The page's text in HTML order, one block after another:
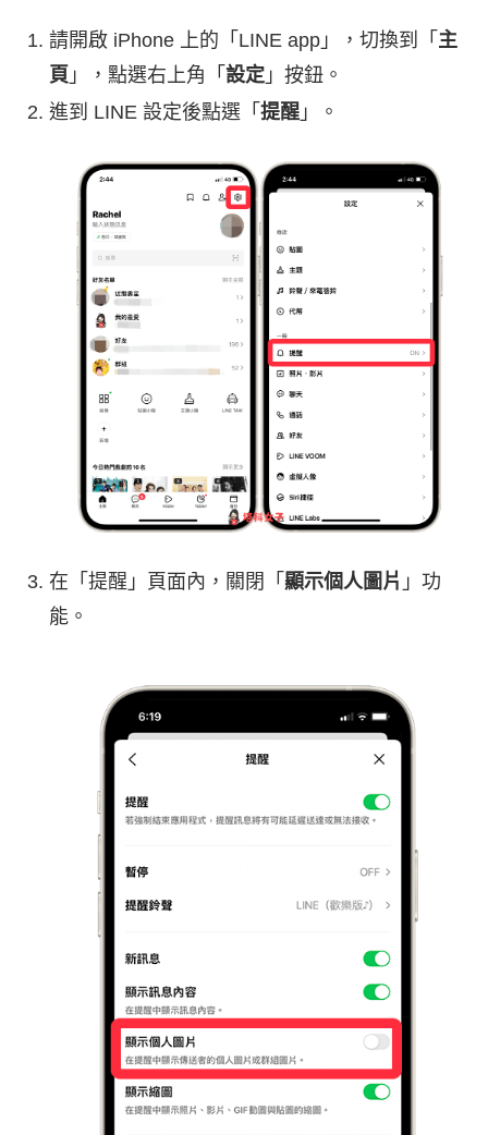
請開啟 iPhone 上的「LINE app」，切換到「 主
頁 」，點選右上角「 設定 」按鈕。
進到 LINE 設定後點選「 提醒 」。
在「提醒」頁面內，關閉「 顯示個人圖片 」功
能。